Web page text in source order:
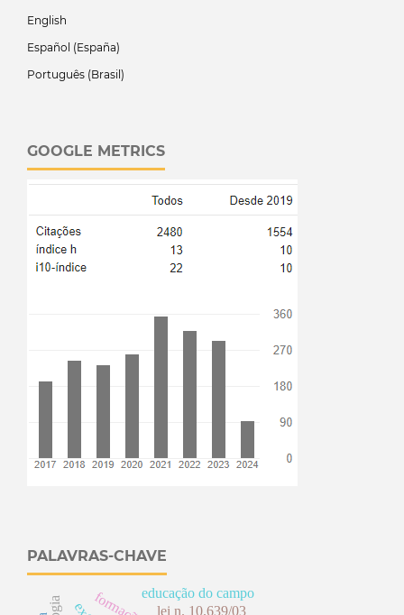
English
Español (España)
Português (Brasil)
GOOGLE METRICS
PALAVRAS-CHAVE
lei n. 10.639/03
educação do campo